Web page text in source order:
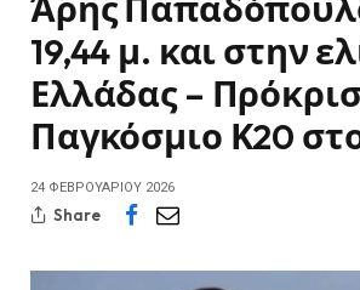
Άρης
19,44 μ. και στην
Ελλάδας –
Παγκόσμιο Κ20
24 ΦΕΒΡΟΥΑΡΊΟΥ 2026
Share